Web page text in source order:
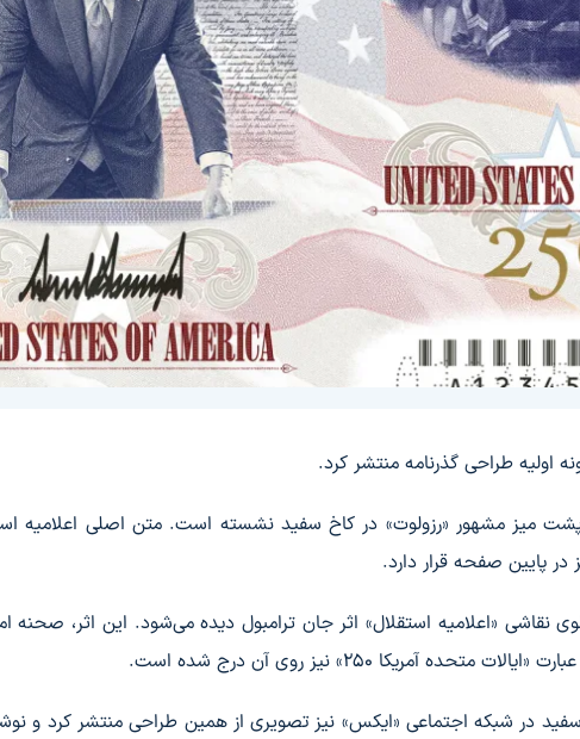
اولیه طراحی گذرنامه منتشر کرد.
میز مشهور «رزولوت» در کاخ سفید نشسته است. متن اصلی اعلامیه
پایین صفحه قرار دارد.
نقاشی «اعلامیه استقلال» اثر جان ترامبول دیده می‌شود. این اثر، صحنه
در شبکه اجتماعی «ایکس» نیز تصویری از همین طراحی منتشر کرد و